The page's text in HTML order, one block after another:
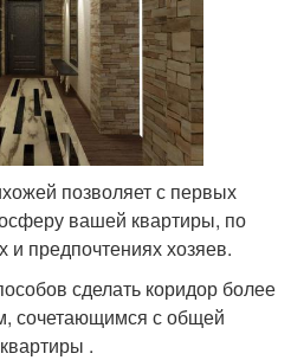
позволяет с первых
вашей квартиры, по
и предпочтениях хозяев.
сделать коридор более
сочетающимся с общей
.